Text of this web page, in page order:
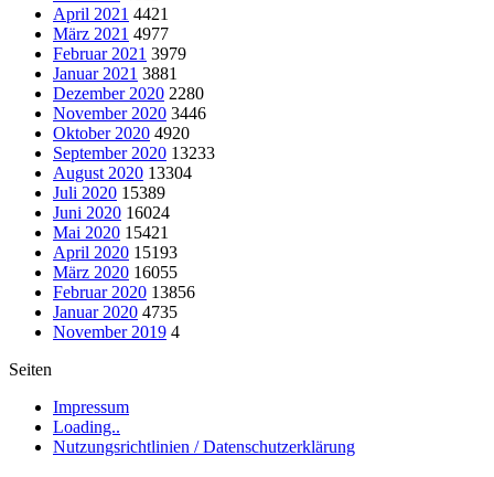
April 2021 4421
März 2021 4977
Februar 2021 3979
Januar 2021 3881
Dezember 2020 2280
November 2020 3446
Oktober 2020 4920
September 2020 13233
August 2020 13304
Juli 2020 15389
Juni 2020 16024
Mai 2020 15421
April 2020 15193
März 2020 16055
Februar 2020 13856
Januar 2020 4735
November 2019 4
Seiten
Impressum
Loading..
Nutzungsrichtlinien / Datenschutzerklärung